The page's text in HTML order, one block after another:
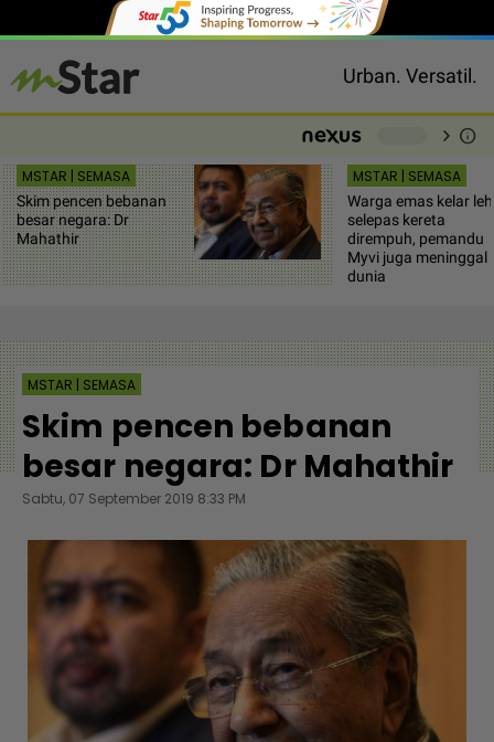
Urban. Versatil.
chevron_right info
MSTAR | SEMASA
Skim pencen bebanan
besar negara: Dr
Mahathir
MSTAR | SEMASA
Warga emas kelar
selepas kereta
dirempuh, pemandu
Myvi juga meninggal
dunia
MSTAR | SEMASA
Skim pencen bebanan
besar negara: Dr Mahathir
Sabtu, 07 September 2019 8:33 PM